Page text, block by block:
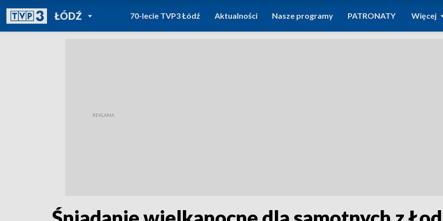
ŁÓDŹPOWRÓT DO
TVP REGIONY
70-lecie TVP3 Łódź Aktualności Nasze programy PATRONATY Więcej